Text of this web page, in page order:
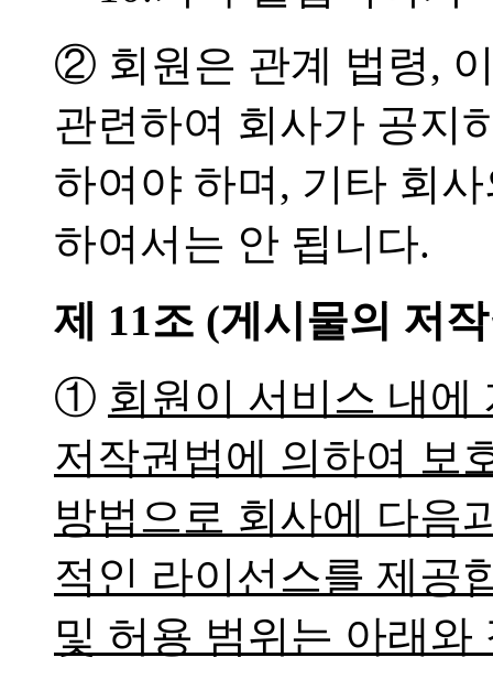
② 회원은 관계 법령,
관련하여 회사가 공지
하여야 하며, 기타 회
하여서는 안 됩니다.
제 11조 (게시물의 저
① 회원이 서비스 내에
저작권법에 의하여 보
방법으로 회사에 다음
적인 라이선스를 제공
및 허용 범위는 아래와